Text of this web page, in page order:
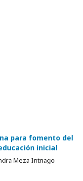
para fomento del
inicial
Meza Intriago